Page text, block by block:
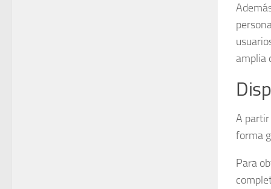
amplia
A
forma
Para